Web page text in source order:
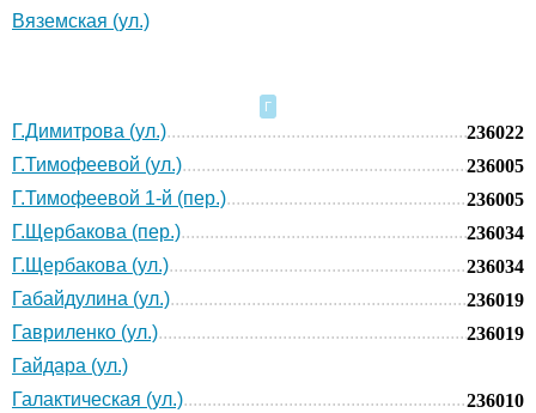
Вяземская (ул.)
Г
Г.Димитрова (ул.)
236022
Г.Тимофеевой (ул.)
236005
Г.Тимофеевой 1-й (пер.)
236005
Г.Щербакова (пер.)
236034
Г.Щербакова (ул.)
236034
Габайдулина (ул.)
236019
Гавриленко (ул.)
236019
Гайдара (ул.)
Галактическая (ул.)
236010